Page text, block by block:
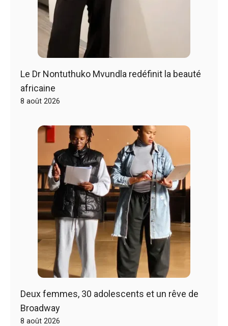
Le Dr Nontuthuko Mvundla redéfinit la beauté
africaine
8 août 2026
Deux femmes, 30 adolescents et un rêve de
Broadway
8 août 2026